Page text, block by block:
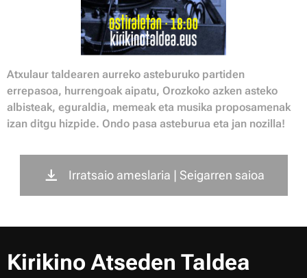
Atxulaur taldearen aurreko asteburuko partiden
errepasoa, hurrengoak aipatu, Orozkoko azken asteko
albisteak, eguraldia, memeak eta musika proposamenak
izan ditgu hizpide. Ondo pasa asteburua eta jan nozilla!
Irratsaio ameslaria | Seigarren saioa
Kirikino Atseden Taldea